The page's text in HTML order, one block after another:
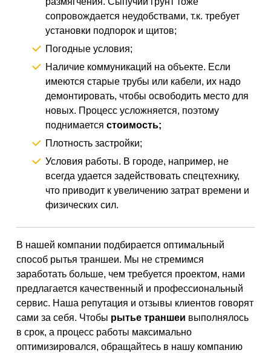
сопровождается неудобствами, т.к. требует
установки подпорок и щитов;
Погодные условия;
Наличие коммуникаций на объекте. Если
имеются старые трубы или кабели, их надо
демонтировать, чтобы освободить место для
новых. Процесс усложняется, поэтому
поднимается стоимость;
Плотность застройки;
Условия работы. В городе, например, не
всегда удается задействовать спецтехнику,
что приводит к увеличению затрат времени и
физических сил.
В нашей компании подбирается оптимальный
способ рытья траншеи. Мы не стремимся
заработать больше, чем требуется проектом, нами
предлагается качественный и профессиональный
сервис. Наша репутация и отзывы клиентов говорят
сами за себя. Чтобы рытье траншеи выполнялось
в срок, а процесс работы максимально
оптимизировался, обращайтесь в нашу компанию